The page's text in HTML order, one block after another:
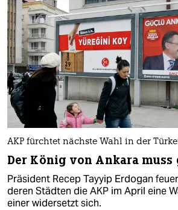
AKP fürchtet nächste Wahl in der
Der König von Ankara muss
Präsident Recep Tayyip Erdogan
deren Städten die AKP im April eine
einer widersetzt sich.